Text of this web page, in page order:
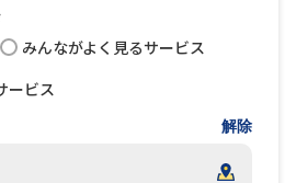
サポートサイトの使い方
みんながよく見るサービス
ービス
解除